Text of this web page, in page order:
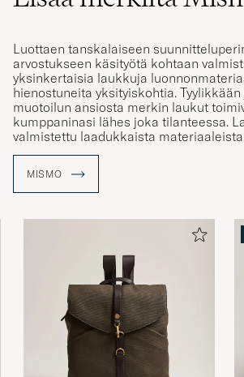
Luottaen tanskalaiseen
arvostukseen käsityötä kohtaan
yksinkertaisia laukkuja
hienostuneita yksityiskohtia.
muotoilun ansiosta merkin laukut
kumppaninasi lähes joka tilanteessa.
valmistettu laadukkaista
MISMO